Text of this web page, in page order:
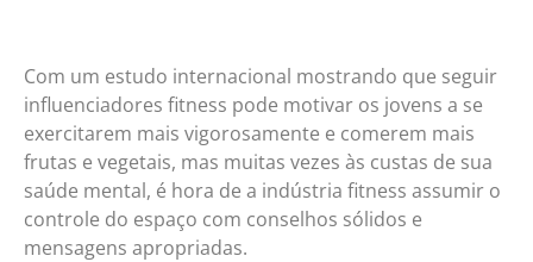
Com um estudo internacional mostrando que seguir
influenciadores fitness pode motivar os jovens a se
exercitarem mais vigorosamente e comerem mais
frutas e vegetais, mas muitas vezes às custas de sua
saúde mental, é hora de a indústria fitness assumir o
controle do espaço com conselhos sólidos e
mensagens apropriadas.